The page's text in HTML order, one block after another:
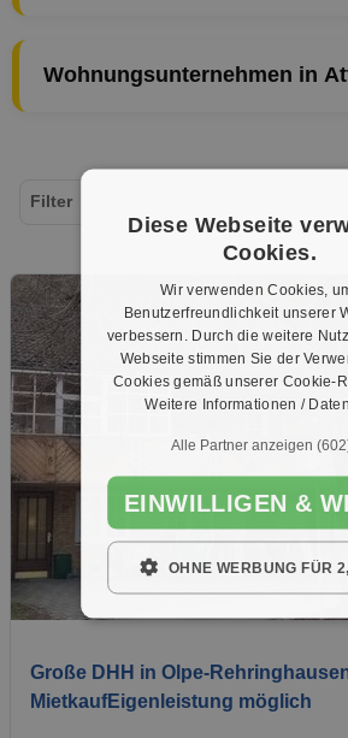
Wohnungsunternehmen in
Große DHH in Olpe-
MietkaufEigenleistung möglich
Filter
Diese Webseite
Cookies.
Wir verwenden Cookies,
Benutzerfreundlichkeit unserer
verbessern. Durch die weitere
Webseite stimmen Sie der
Cookies gemäß unserer Cookie-
Weitere Informationen /
Alle Partner anzeigen
EINWILLIGEN &
OHNE WERBUNG FÜR